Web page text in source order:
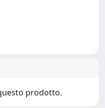
prodotto.